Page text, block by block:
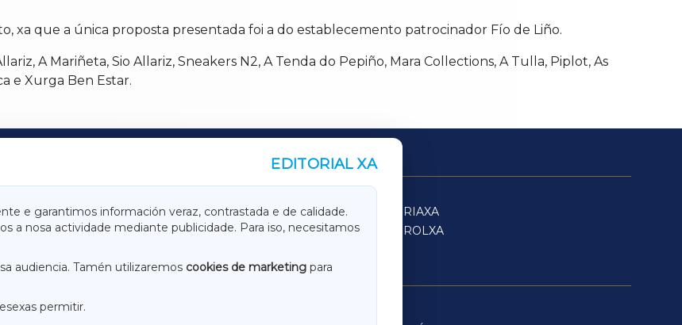
xa que a única proposta presentada foi a do establecemento patrocinador Fío de Liño.
A Mariñeta, Sio Allariz, Sneakers N2, A Tenda do Pepiño, Mara Collections, A Tulla, Piplot, As
e Xurga Ben Estar.
EDITORIAL XA
e garantimos información veraz, contrastada e de calidade.
a nosa actividade mediante publicidade. Para iso, necesitamos
audiencia. Tamén utilizaremos cookies de marketing para
permitir.
TERRACHAXA
SARRIAXA
ACORUÑAXA
FERROLXA